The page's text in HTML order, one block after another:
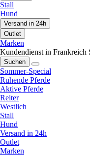
Stall
Hund
Versand in 24h
Outlet
Marken
Kundendienst in Frankreich
Suchen
Sommer-Special
Ruhende Pferde
Aktive Pferde
Reiter
Westlich
Stall
Hund
Versand in 24h
Outlet
Marken